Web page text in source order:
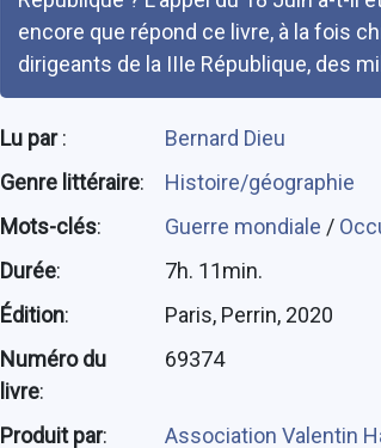
encore que répond ce livre, à la fois
dirigeants de la IIIe République, des
Lu par:
Bernard Dieu
Genre littéraire:
Histoire/géographie
Mots-clés: Guerre mondiale /
Durée:
7h. 11min.
Édition:
Paris, Perrin, 2020
Numéro du
livre:
69374
Produit par:
Association Valentin